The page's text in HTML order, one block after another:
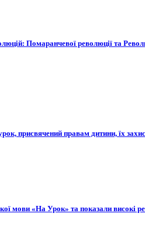
Помаранчевої революції та
присвячений правам дитини, їх
мови «На Урок» та показали високі